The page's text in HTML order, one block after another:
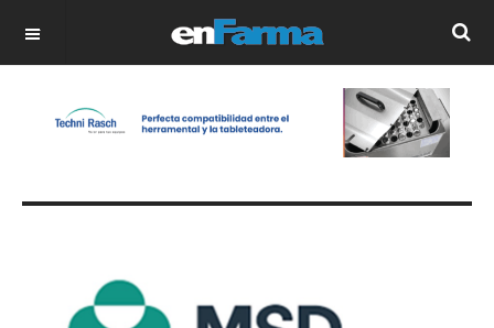
OFF CANVAS